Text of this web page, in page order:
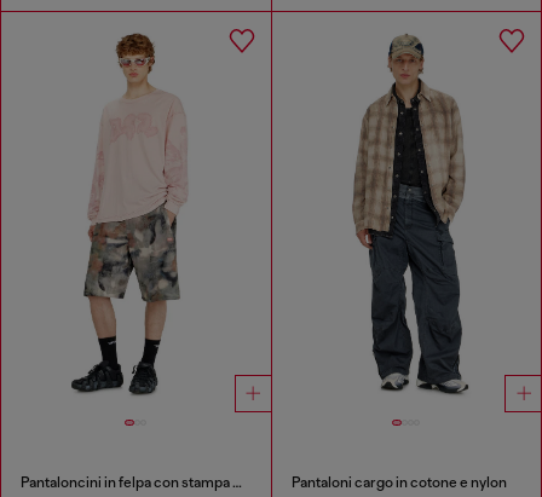
Pantaloncini in felpa con stampa mimetica digitale Pantaloni cargo in cotone e nylon